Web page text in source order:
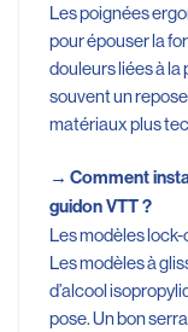
Les poignées
pour épouser la
douleurs liées à
souvent un
matériaux plus
→ Comment
guidon VTT ?
Les modèles lock-
Les modèles à
d’alcool
pose. Un bon